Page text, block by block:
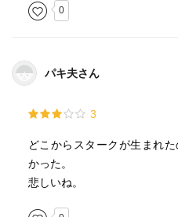
次々と悪いことが身の回り
の数々
上記の引用は、とある保安
あまり
失神する人が出るという話が
よく読
0
パキ夫さん
3
どこからスタークが生まれ
かった。
悲しいね。